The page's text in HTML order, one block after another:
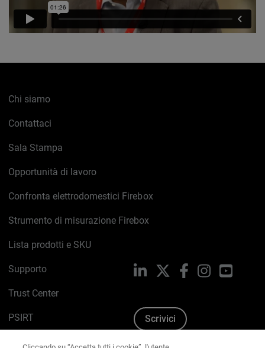
Chi siamo
Contattaci
Sala Stampa
Opportunità di lavoro
Confronta elettrodomestici Firebox
Strumento di misurazione Firebox
Lista prodotti e SKU
Supporto
Trust Center
PSIRT
Politica sui cookie
LinkedIn FacebookInstagram
Scrivici